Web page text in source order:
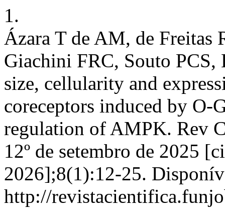
1.
Ázara T de AM, de Freitas
Giachini FRC, Souto
size, cellularity and
coreceptors induced by
regulation of AMPK. Rev
12º de setembro de 2025
2026];8(1):12-25.
http://